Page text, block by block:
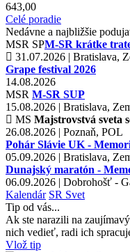
643,00
Celé poradie
Nedávne a najbližšie
MSR SPM-SR krátke
31.07.2026 | Bratislava,
Grape festival 2026
14.08.2026
MSR M-SR SUP
15.08.2026 | Bratislava,
MS Majstrovstvá sveta
26.08.2026 | Poznaň, POL
Pohár Slávie UK -
05.09.2026 | Bratislava,
Dunajský maratón -
06.09.2026 | Dobrohošť -
Kalendár SR Svet
Tip od vás...
Ak ste narazili na
nich vedieť, radi ich
Vlož tip